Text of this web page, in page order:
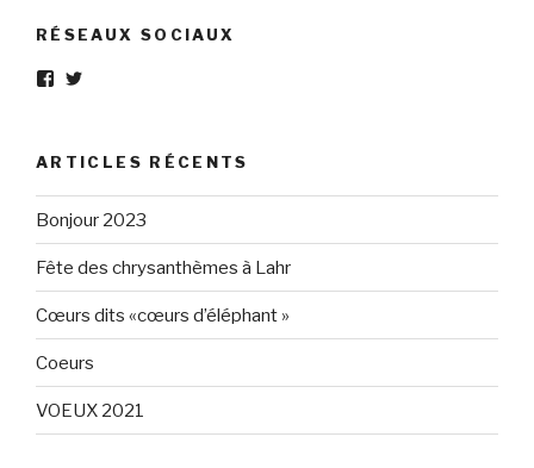
RÉSEAUX SOCIAUX
Voir
Eléphant-
Gris-
160596147294205
sur
Facebook
Voir
elephantgris
sur
Twitter
ARTICLES RÉCENTS
Bonjour 2023
Fête des chrysanthèmes à Lahr
Cœurs dits «cœurs d’éléphant »
Coeurs
VOEUX 2021